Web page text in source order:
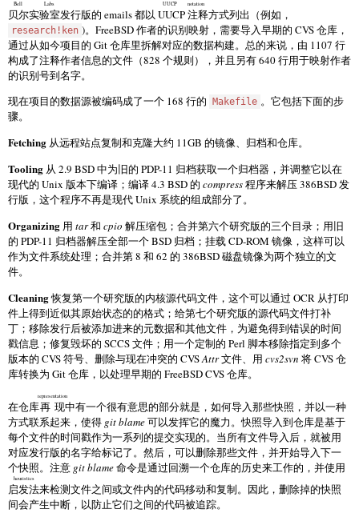
贝尔实验室
Bell Labs
发行版的 emails 都以 UUCP 注释
UUCP notation
方式列出（例如，
research!ken )。FreeBSD 作者的识别映射，需要导入早期的 CVS 仓库，
通过从如今项目的 Git 仓库里拆解对应的数据构建。总的来说，由 1107 行
构成了注释作者信息的文件（828 个规则），并且另有 640 行用于映射作者
的识别号到名字。
现在项目的数据源被编码成了一个 168 行的
Makefile 。它包括下面的步
骤。
Fetching 从远程站点复制和克隆大约 11GB 的镜像、归档和仓库。
Tooling 从 2.9 BSD 中为旧的 PDP-11 归档获取一个归档器，并调整它以在
现代的 Unix 版本下编译；编译 4.3 BSD 的 compress程序来解压 386BSD 发
行版，这个程序不再是现代 Unix 系统的组成部分了。
Organizing 用 tar和 cpio 解压缩包；合并第六个研究版的三个目录；用旧
的 PDP-11 归档器解压全部一个 BSD 归档；挂载 CD-ROM 镜像，这样可以
作为文件系统处理；合并第 8 和 62 的 386BSD 磁盘镜像为两个独立的文
件。
Cleaning恢复第一个研究版的内核源代码文件，这个可以通过 OCR 从打印
件上得到近似其原始状态的的格式；给第七个研究版的源代码文件打补
丁；移除发行后被添加进来的元数据和其他文件，为避免得到错误的时间
戳信息；修复毁坏的 SCCS 文件；用一个定制的 Perl 脚本移除指定到多个
版本的 CVS 符号、删除与现在冲突的 CVSAttr文件、用 cvs2svn 将 CVS 仓
库转换为 Git 仓库，以处理早期的 FreeBSD CVS 仓库。
在仓库再现
representation
中有一个很有意思的部分就是，如何导入那些快照，并以一种
方式联系起来，使得 git blame可以发挥它的魔力。快照导入到仓库是基于
每个文件的时间戳作为一系列的提交实现的。当所有文件导入后，就被用
对应发行版的名字给标记了。然后，可以删除那些文件，并开始导入下一
个快照。注意 git blame命令是通过回溯一个仓库的历史来工作的，并使用
启发法
heuristics
来检测文件之间或文件内的代码移动和复制。因此，删除掉的快照
间会产生中断，以防止它们之间的代码被追踪。